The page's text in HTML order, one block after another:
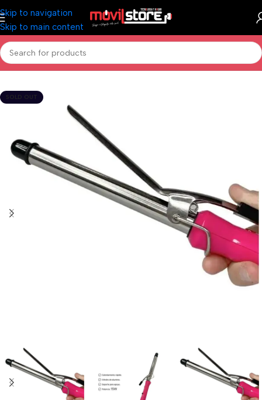
Skip to navigation
Skip to main content
Inicio/Belleza
SOLD OUT